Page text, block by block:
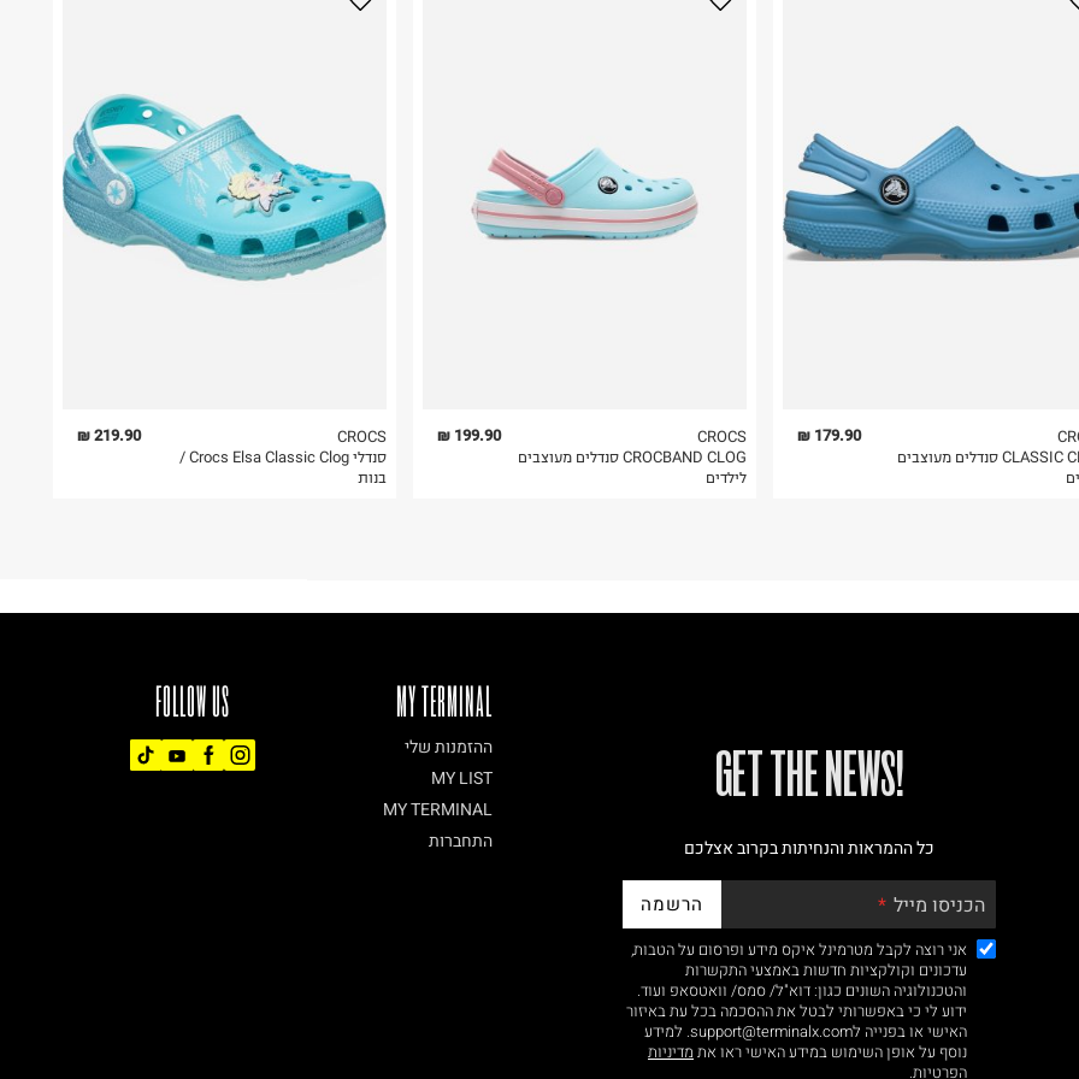
על גבי החבילה
בלבד. לא ניתן
219.90 ₪
CROCS
סנדלי Crocs Elsa Classic Clog /
בנות
199.90 ₪
CROCS
CROCBAND CLOG סנדלים מעוצבים
לילדים
179.90 ₪
CLASSIC CLOG סנדלים מעוצבים
FOLLOW US MY TERMINAL
ההזמנות שלי
MY LIST
MY TERMINAL
התחברות
!GET THE NEWS
כל ההמראות והנחיתות בקרוב אצלכם
הכניסו מייל הרשמה
אני רוצה לקבל מטרמינל איקס מידע ופרסום על הטבות,
עדכונים וקולקציות חדשות באמצעי התקשרות
והטכנולוגיה השונים כגון: דוא"ל/ סמס/ וואטסאפ ועוד.
ידוע לי כי באפשרותי לבטל את ההסכמה בכל עת באיזור
האישי או בפנייה לsupport@terminalx.com. למידע
נוסף על אופן השימוש במידע האישי ראו את מדיניות
הפרטיות.